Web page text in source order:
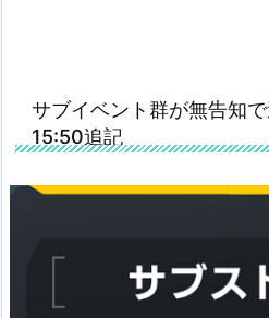
サブイベント群が無告知
15:50追記